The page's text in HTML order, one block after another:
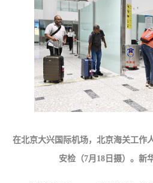
在北京大兴国际机场，北京海关工作
安检（7月18日摄）。新